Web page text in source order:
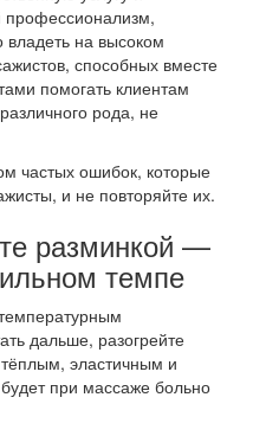
профессионализм,
на высоком
способных вместе
помогать клиентам
рода, не
частых ошибок, которые
и не повторяйте их.
разминкой —
темпе
дальше, разогрейте
эластичным и
при массаже больно